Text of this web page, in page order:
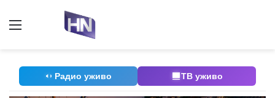
Радио уживо ТВ уживо